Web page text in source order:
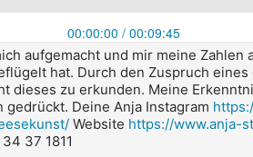
aufgemacht und mir meine Zahlen
hat. Durch den Zuspruch
dieses zu erkunden. Meine
gedrückt. Deine Anja Instagram
Website https://www.anja-
37 1811